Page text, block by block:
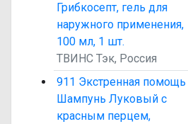
Грибкосепт, гель для
наружного применения,
100 мл, 1 шт.
ТВИНС Тэк, Россия
911 Экстренная помощь
Шампунь Луковый с
красным перцем,